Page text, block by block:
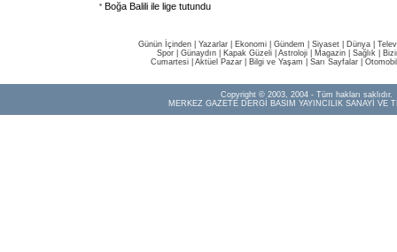
Boğa Balili ile lige tutundu
Günün İçinden Yazarlar Ekonomi Gündem Siyaset Dünya |
Spor
Günaydın Kapak Güzeli Astroloji Magazin Sağlık
Cumartesi
Aktüel Pazar Bilgi ve Yaşam Sarı Sayfalar Otomobil
Copyright © 2003, 2004 - Tüm hakları saklıdır.
MERKEZ GAZETE DERGİ BASIM YAYINCILIK SANAYİ VE